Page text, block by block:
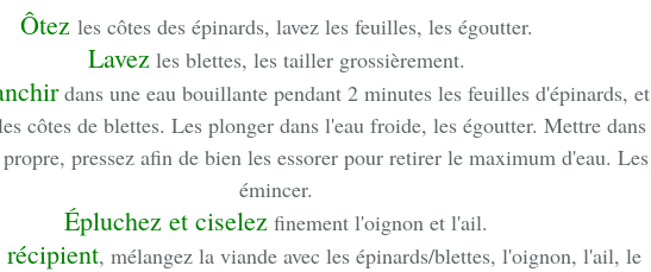
Ôtez les côtes des épinards, lavez les feuilles, les égoutter.
Lavezles blettes, les tailler grossièrement.
dans une eau bouillante pendant 2 minutes les feuilles d'épinards, et
côtes de blettes. Les plonger dans l'eau froide, les égoutter. Mettre dans
pressez afin de bien les essorer pour retirer le maximum d'eau. Les
émincer.
Épluchez et ciselez finement l'oignon et l'ail.
, mélangez la viande avec les épinards/blettes, l'oignon, l'ail, le